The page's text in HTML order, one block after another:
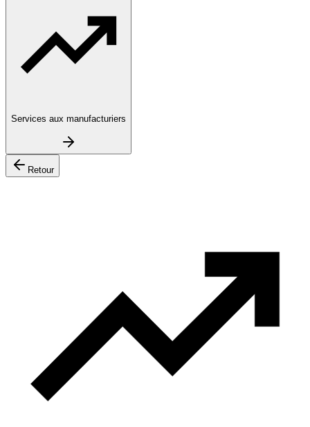
Services aux manufacturiers
Retour